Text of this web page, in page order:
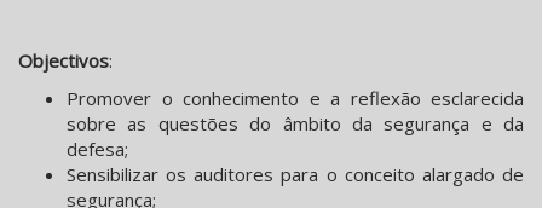
Objectivos:
Promover o conhecimento e a reflexão esclarecida
sobre as questões do âmbito da segurança e da
defesa;
Sensibilizar os auditores para o conceito alargado de
segurança;